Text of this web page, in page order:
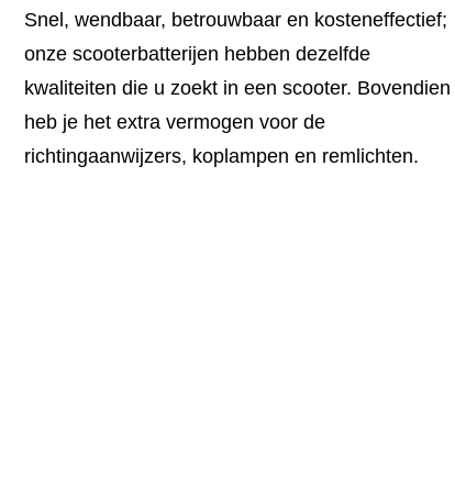
Snel, wendbaar, betrouwbaar en kosteneffectief;
onze scooterbatterijen hebben dezelfde
kwaliteiten die u zoekt in een scooter. Bovendien
heb je het extra vermogen voor de
richtingaanwijzers, koplampen en remlichten.